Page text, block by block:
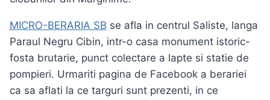
MICRO-BERARIA SB se afla in centrul Saliste, langa
Paraul Negru Cibin, intr-o casa monument istoric-
fosta brutarie, punct colectare a lapte si statie de
pompieri. Urmariti pagina de Facebook a berariei
ca sa aflati la ce targuri sunt prezenti, in ce